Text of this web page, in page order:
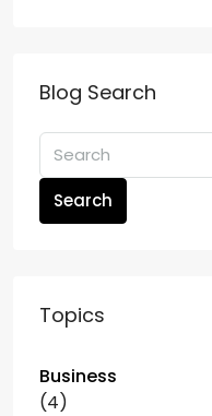
Blog Search
Search
Topics
Business
(4)